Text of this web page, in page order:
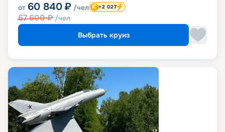
от 60 840 ₽ /чел
67 600₽ /чел
+2 027
Выбрать круиз